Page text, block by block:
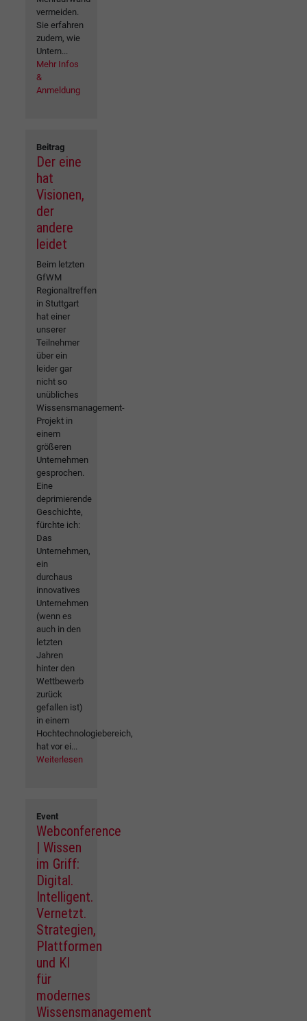
vermeiden.
Sie erfahren
zudem, wie
Untern...
Mehr Infos
&
Anmeldung
Beitrag
Der eine
hat
Visionen,
der
andere
leidet
Beim letzten
GfWM
Regionaltreffen
in Stuttgart
hat einer
unserer
Teilnehmer
über ein
leider gar
nicht so
unübliches
Wissensmanagement-
Projekt in
einem
größeren
Unternehmen
gesprochen.
Eine
deprimierende
Geschichte,
fürchte ich:
Das
Unternehmen,
ein
durchaus
innovatives
Unternehmen
(wenn es
auch in den
letzten
Jahren
hinter den
Wettbewerb
zurück
gefallen ist)
in einem
Hochtechnologiebereich,
hat vor ei...
Weiterlesen
Event
Webconference
| Wissen
im Griff:
Digital.
Intelligent.
Vernetzt.
Strategien,
Plattformen
und KI
für
modernes
Wissensmanagement